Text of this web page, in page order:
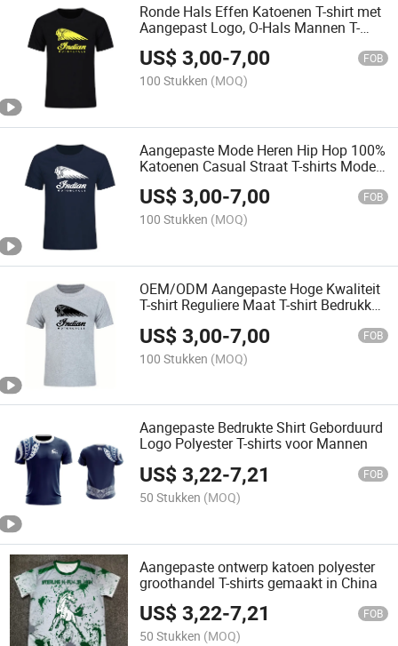
Ronde Hals Effen Katoenen T-shirt met
Aangepast Logo, O-Hals Mannen T-
shirts met Aangepast Logo
US$3,00-7,00 FOB
100 Stukken (MOQ)
Aangepaste Mode Heren Hip Hop 100%
Katoenen Casual Straat T-shirts Mode
Premium Logo T-shirt Plus Size T-shirt
voor Mannen
US$3,00-7,00 FOB
100 Stukken (MOQ)
OEM/ODM Aangepaste Hoge Kwaliteit
T-shirt Reguliere Maat T-shirt Bedrukken
Bedrukking
US$3,00-7,00 FOB
100 Stukken (MOQ)
Aangepaste Bedrukte Shirt Geborduurd
Logo Polyester T-shirts voor Mannen
US$3,22-7,21 FOB
50 Stukken (MOQ)
Aangepaste ontwerp katoen polyester
groothandel T-shirts gemaakt in China
US$3,22-7,21 FOB
50 Stukken (MOQ)